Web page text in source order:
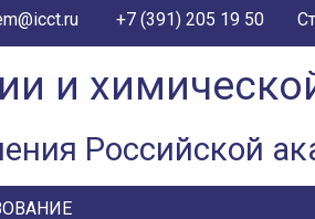
+7 (391) 205 19 50
и
Российской